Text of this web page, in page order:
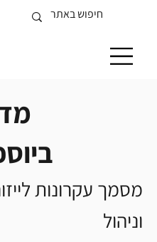
מסמך עקרונות
וניהול